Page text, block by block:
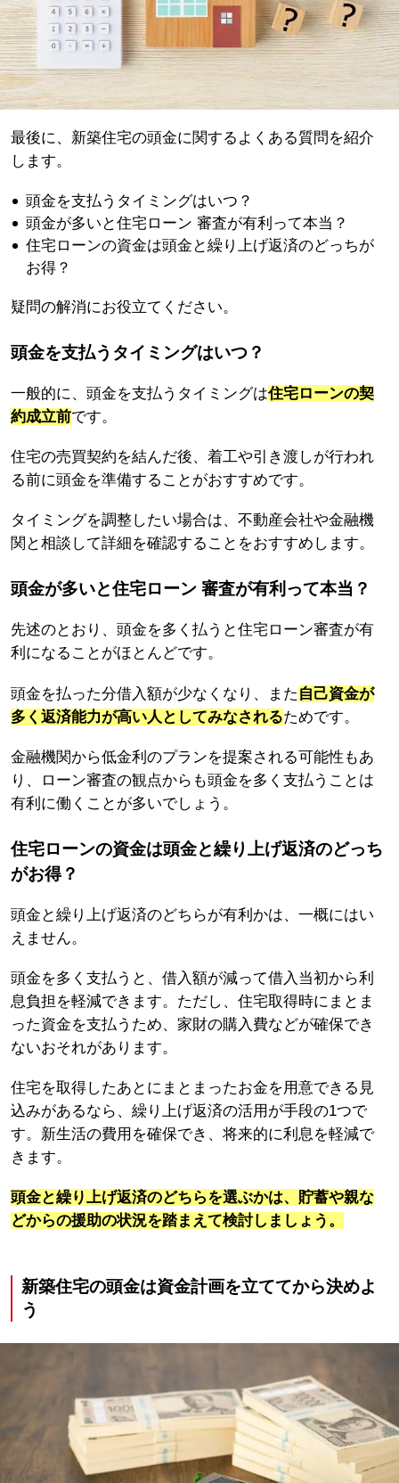
最後に、新築住宅の頭金に関するよくある質問を紹介
します。
頭金を支払うタイミングはいつ？
頭金が多いと住宅ローン 審査が有利って本当？
住宅ローンの資金は頭金と繰り上げ返済のどっちが
お得？
疑問の解消にお役立てください。
頭金を支払うタイミングはいつ？
一般的に、頭金を支払うタイミングは住宅ローンの契
約成立前です。
住宅の売買契約を結んだ後、着工や引き渡しが行われ
る前に頭金を準備することがおすすめです。
タイミングを調整したい場合は、不動産会社や金融機
関と相談して詳細を確認することをおすすめします。
頭金が多いと住宅ローン 審査が有利って本当？
先述のとおり、頭金を多く払うと住宅ローン審査が有
利になることがほとんどです。
頭金を払った分借入額が少なくなり、また 自己資金が
多く返済能力が高い人としてみなされるためです。
金融機関から低金利のプランを提案される可能性もあ
り、ローン審査の観点からも頭金を多く支払うことは
有利に働くことが多いでしょう。
住宅ローンの資金は頭金と繰り上げ返済のどっち
がお得？
頭金と繰り上げ返済のどちらが有利かは、一概にはい
えません。
頭金を多く支払うと、借入額が減って借入当初から利
息負担を軽減できます。ただし、住宅取得時にまとま
った資金を支払うため、家財の購入費などが確保でき
ないおそれがあります。
住宅を取得したあとにまとまったお金を用意できる見
込みがあるなら、繰り上げ返済の活用が手段の1つで
す。新生活の費用を確保でき、将来的に利息を軽減で
きます。
頭金と繰り上げ返済のどちらを選ぶかは、 貯蓄や親な
どからの援助の状況を踏まえて検討しましょう。
新築住宅の頭金は資金計画を立ててから決めよ
う